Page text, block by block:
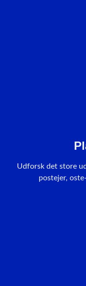
Udforsk det store
postejer,